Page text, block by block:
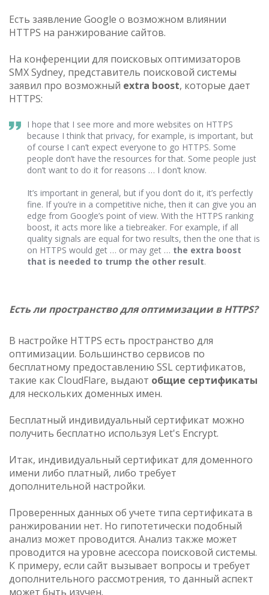
Есть заявление Google о возможном влиянии
HTTPS на ранжирование сайтов.
На конференции для поисковых оптимизаторов
SMX Sydney, представитель поисковой системы
заявил про возможный extra boost, которые дает
HTTPS:
I hope that I see more and more websites on HTTPS
because I think that privacy, for example, is important, but
of course I can’t expect everyone to go HTTPS. Some
people don’t have the resources for that. Some people just
don’t want to do it for reasons … I don’t know.
It’s important in general, but if you don’t do it, it’s perfectly
fine. If you’re in a competitive niche, then it can give you an
edge from Google’s point of view. With the HTTPS ranking
boost, it acts more like a tiebreaker. For example, if all
quality signals are equal for two results, then the one that is
on HTTPS would get … or may get … the extra boost
that is needed to trump the other result.
Есть ли пространство для оптимизации в HTTPS?
В настройке HTTPS есть пространство для
оптимизации. Большинство сервисов по
бесплатному предоставлению SSL сертификатов,
такие как CloudFlare, выдают общие сертификаты
для нескольких доменных имен.
Бесплатный индивидуальный сертификат можно
получить бесплатно используя Let's Encrypt.
Итак, индивидуальный сертификат для доменного
имени либо платный, либо требует
дополнительной настройки.
Проверенных данных об учете типа сертификата в
ранжировании нет. Но гипотетически подобный
анализ может проводится. Анализ также может
проводится на уровне асессора поисковой системы.
К примеру, если сайт вызывает вопросы и требует
дополнительного рассмотрения, то данный аспект
может быть изучен.